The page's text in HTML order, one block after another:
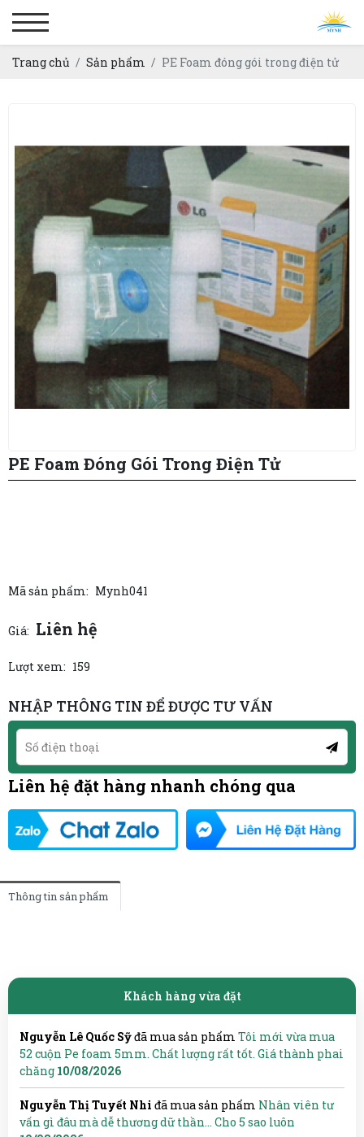
Trang chủ Sản phẩm PE Foam đóng gói trong điện tử
PE Foam Đóng Gói Trong Điện Tử
Mã sản phẩm: Mynh041
Giá: Liên hệ
Lượt xem: 159
NHẬP THÔNG TIN ĐỂ ĐƯỢC TƯ VẤN
Liên hệ đặt hàng nhanh chóng qua
Thông tin sản phẩm
Khách hàng vừa đặt
Nguyễn Lê Quốc Sỹđã mua sản phẩm Tôi mới vừa mua
52 cuộn Pe foam 5mm. Chất lượng rất tốt. Giá thành phai
chăng 10/08/2026
Nguyễn Thị Tuyết Nhi đã mua sản phẩm Nhân viên tư
vấn gì đâu mà dễ thương dữ thần... Cho 5 sao luôn